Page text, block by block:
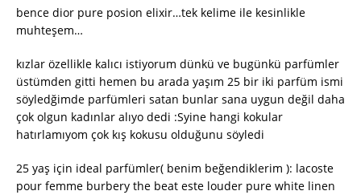
bence dior pure posion elixir…tek kelime ile kesinlikle
muhteşem…
kızlar özellikle kalıcı istiyorum dünkü ve bugünkü parfümler
üstümden gitti hemen bu arada yaşım 25 bir iki parfüm ismi
söyledğimde parfümleri satan bunlar sana uygun değil daha
çok olgun kadınlar alıyo dedi :Syine hangi kokular
hatırlamıyom çok kış kokusu olduğunu söyledi
25 yaş için ideal parfümler( benim beğendiklerim ): lacoste
pour femme burbery the beat este louder pure white linen